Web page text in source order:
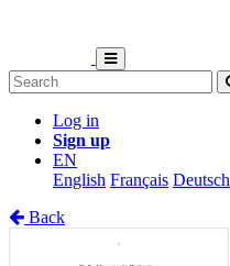
Log in
Sign up
EN
English Français Deutsch
Back